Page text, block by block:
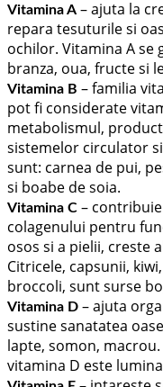
Vitamina A – ajuta la
repara tesuturile si
ochilor. Vitamina A se
branza, oua, fructe si
Vitamina B – familia
pot fi considerate
metabolismul,
sistemelor circulator
sunt: carnea de pui,
si boabe de soia.
Vitamina C –
colagenului pentru
osos si a pielii, creste
Citricele, capsunii,
broccoli, sunt surse
Vitamina D – ajuta
sustine sanatatea
lapte, somon,
vitamina D este